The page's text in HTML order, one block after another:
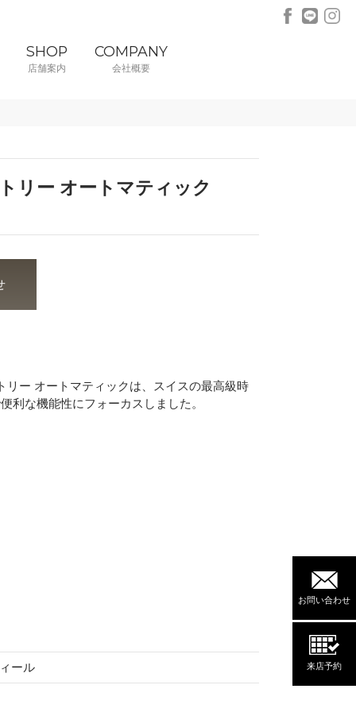
SHOP
店舗案内
COMPANY
会社概要
お問い合わせ
来店予約
リー オートマティック
リー オートマティックは、スイスの最高級時
利な機能性にフォーカスしました。
ール